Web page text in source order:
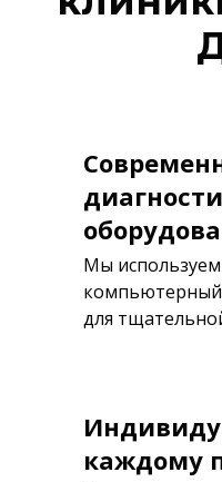
Мы
компьютерный
для
каждому